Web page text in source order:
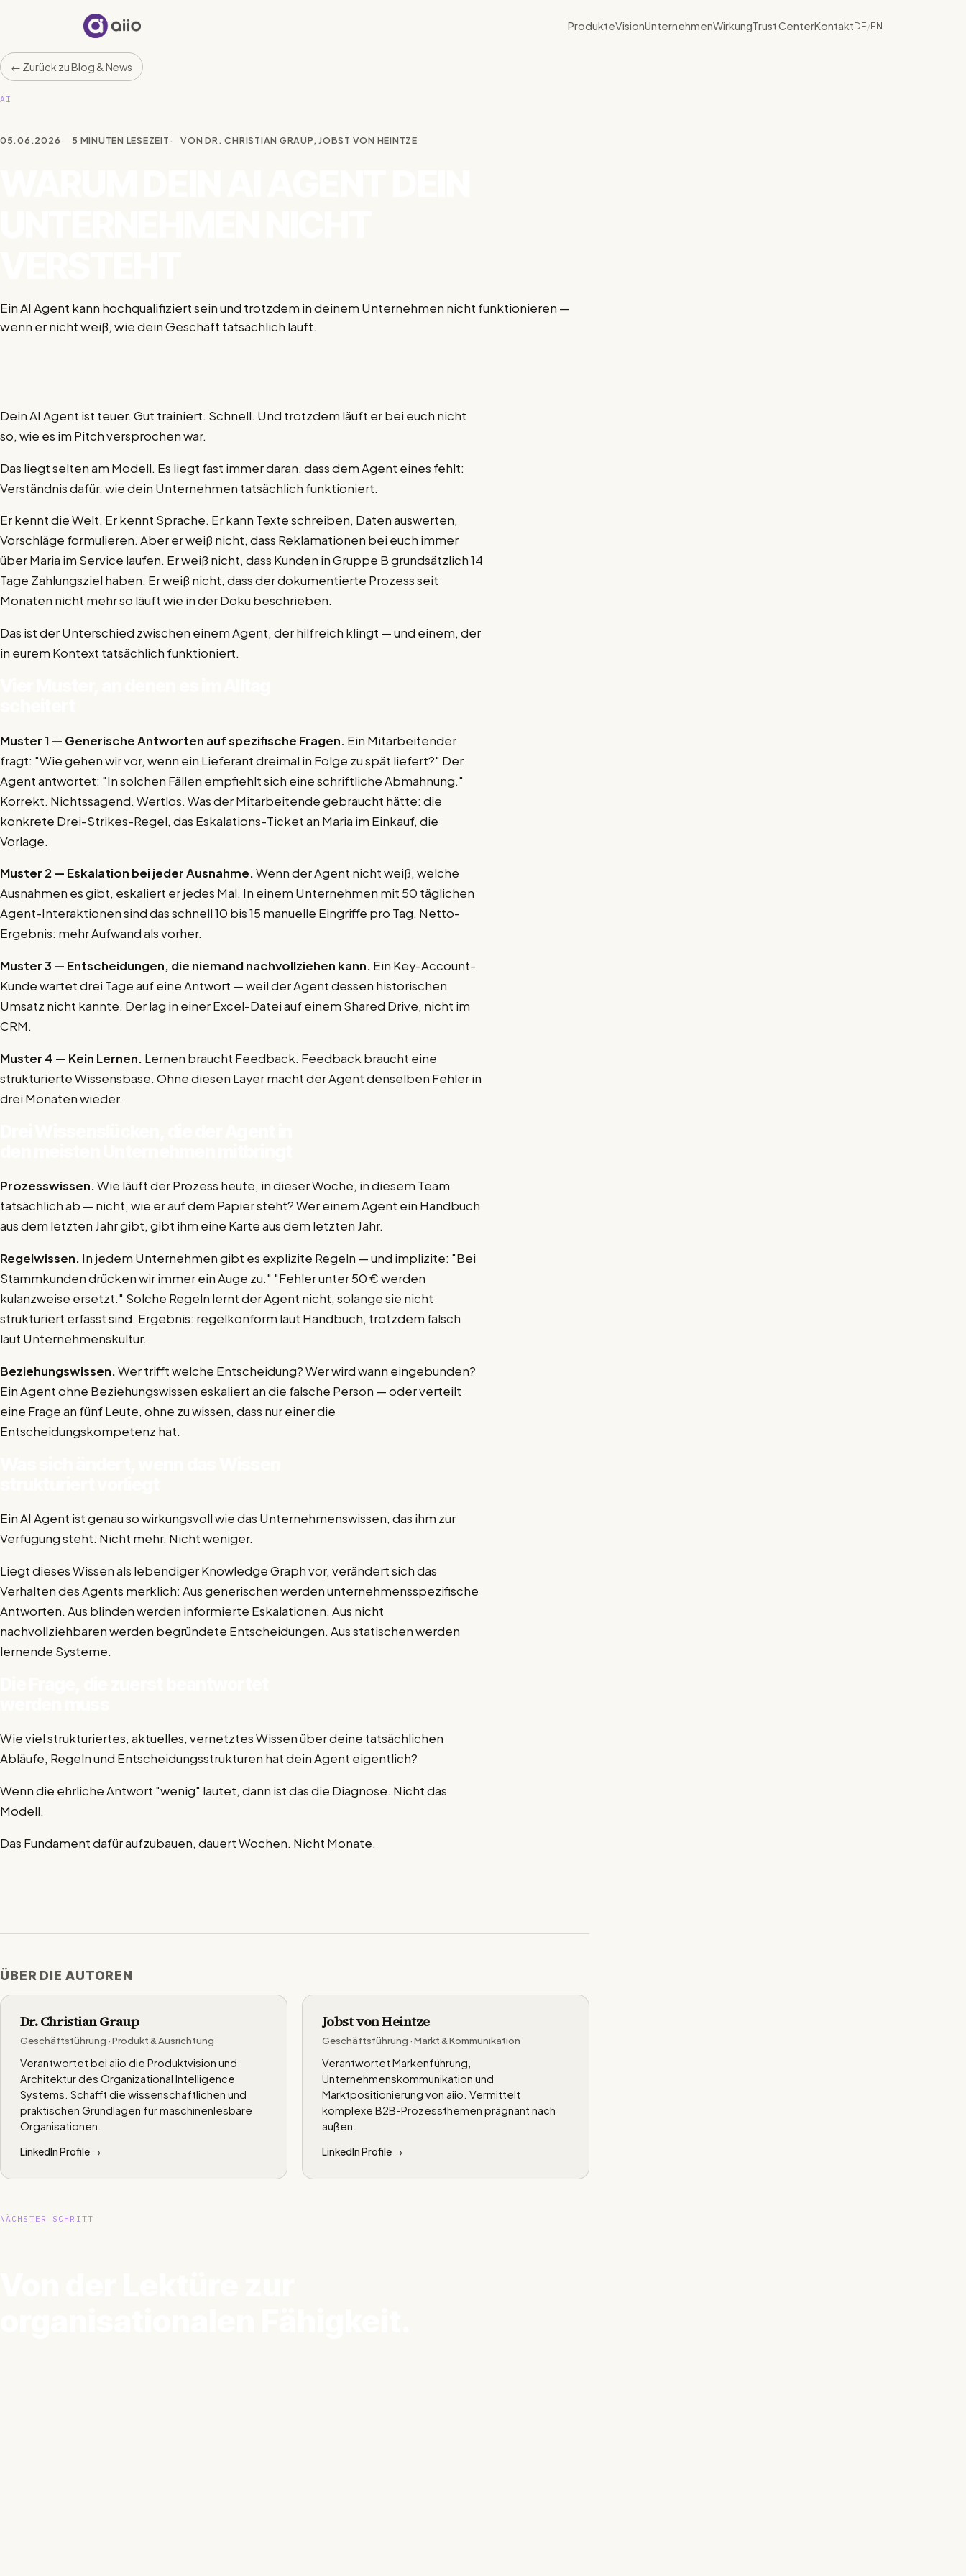
aiio
ProdukteVisionUnternehmenWirkungTrust CenterKontaktDE/EN
← Zurück zu Blog & News
AI
05.06.2026 5 MINUTEN LESEZEIT VON DR. CHRISTIAN GRAUP, JOBST VON HEINTZE
Ein AI Agent kann hochqualifiziert sein und trotzdem in deinem Unternehmen nicht funktionieren —
wenn er nicht weiß, wie dein Geschäft tatsächlich läuft.
Dein AI Agent ist teuer. Gut trainiert. Schnell. Und trotzdem läuft er bei euch nicht
so, wie es im Pitch versprochen war.
Das liegt selten am Modell. Es liegt fast immer daran, dass dem Agent eines fehlt:
Verständnis dafür, wie dein Unternehmen tatsächlich funktioniert.
Er kennt die Welt. Er kennt Sprache. Er kann Texte schreiben, Daten auswerten,
Vorschläge formulieren. Aber er weiß nicht, dass Reklamationen bei euch immer
über Maria im Service laufen. Er weiß nicht, dass Kunden in Gruppe B grundsätzlich 14
Tage Zahlungsziel haben. Er weiß nicht, dass der dokumentierte Prozess seit
Monaten nicht mehr so läuft wie in der Doku beschrieben.
Das ist der Unterschied zwischen einem Agent, der hilfreich klingt — und einem, der
in eurem Kontext tatsächlich funktioniert.
Muster 1 — Generische Antworten auf spezifische Fragen. Ein Mitarbeitender
fragt: "Wie gehen wir vor, wenn ein Lieferant dreimal in Folge zu spät liefert?" Der
Agent antwortet: "In solchen Fällen empfiehlt sich eine schriftliche Abmahnung."
Korrekt. Nichtssagend. Wertlos. Was der Mitarbeitende gebraucht hätte: die
konkrete Drei-Strikes-Regel, das Eskalations-Ticket an Maria im Einkauf, die
Vorlage.
Muster 2 — Eskalation bei jeder Ausnahme.Wenn der Agent nicht weiß, welche
Ausnahmen es gibt, eskaliert er jedes Mal. In einem Unternehmen mit 50 täglichen
Agent-Interaktionen sind das schnell 10 bis 15 manuelle Eingriffe pro Tag. Netto-
Ergebnis: mehr Aufwand als vorher.
Muster 3 — Entscheidungen, die niemand nachvollziehen kann. Ein Key-Account-
Kunde wartet drei Tage auf eine Antwort — weil der Agent dessen historischen
Umsatz nicht kannte. Der lag in einer Excel-Datei auf einem Shared Drive, nicht im
CRM.
Muster 4 — Kein Lernen. Lernen braucht Feedback. Feedback braucht eine
strukturierte Wissensbase. Ohne diesen Layer macht der Agent denselben Fehler in
drei Monaten wieder.
Prozesswissen.Wie läuft der Prozess heute, in dieser Woche, in diesem Team
tatsächlich ab — nicht, wie er auf dem Papier steht? Wer einem Agent ein Handbuch
aus dem letzten Jahr gibt, gibt ihm eine Karte aus dem letzten Jahr.
Regelwissen. In jedem Unternehmen gibt es explizite Regeln — und implizite: "Bei
Stammkunden drücken wir immer ein Auge zu." "Fehler unter 50 € werden
kulanzweise ersetzt." Solche Regeln lernt der Agent nicht, solange sie nicht
strukturiert erfasst sind. Ergebnis: regelkonform laut Handbuch, trotzdem falsch
laut Unternehmenskultur.
Beziehungswissen.Wer trifft welche Entscheidung? Wer wird wann eingebunden?
Ein Agent ohne Beziehungswissen eskaliert an die falsche Person — oder verteilt
eine Frage an fünf Leute, ohne zu wissen, dass nur einer die
Entscheidungskompetenz hat.
Ein AI Agent ist genau so wirkungsvoll wie das Unternehmenswissen, das ihm zur
Verfügung steht. Nicht mehr. Nicht weniger.
Liegt dieses Wissen als lebendiger Knowledge Graph vor, verändert sich das
Verhalten des Agents merklich: Aus generischen werden unternehmensspezifische
Antworten. Aus blinden werden informierte Eskalationen. Aus nicht
nachvollziehbaren werden begründete Entscheidungen. Aus statischen werden
lernende Systeme.
Wie viel strukturiertes, aktuelles, vernetztes Wissen über deine tatsächlichen
Abläufe, Regeln und Entscheidungsstrukturen hat dein Agent eigentlich?
Wenn die ehrliche Antwort "wenig" lautet, dann ist das die Diagnose. Nicht das
Modell.
Das Fundament dafür aufzubauen, dauert Wochen. Nicht Monate.
ÜBER DIE AUTOREN
Dr. Christian Graup
Geschäftsführung · Produkt & Ausrichtung
Verantwortet bei aiio die Produktvision und
Architektur des Organizational Intelligence
Systems. Schafft die wissenschaftlichen und
praktischen Grundlagen für maschinenlesbare
Organisationen.
LinkedIn Profile →
Jobst von Heintze
Geschäftsführung · Markt & Kommunikation
Verantwortet Markenführung,
Unternehmenskommunikation und
Marktpositionierung von aiio. Vermittelt
komplexe B2B-Prozessthemen prägnant nach
außen.
LinkedIn Profile →
NÄCHSTER SCHRITT